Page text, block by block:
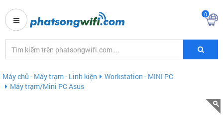
0
Máy chủ - Máy trạm - Linh kiện
Workstation - MINI PC
Máy trạm/Mini PC Asus